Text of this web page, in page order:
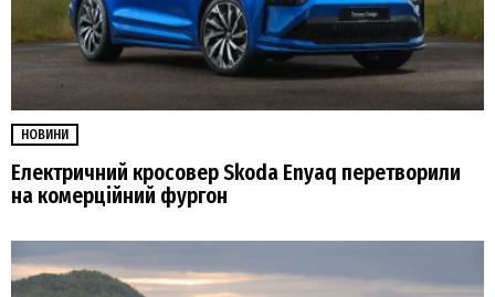
НОВИНИ
Електричний кросовер Skoda Enyaq перетворили
на комерційний фургон